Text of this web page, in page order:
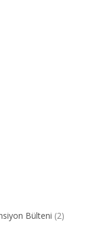
Bülteni (2)